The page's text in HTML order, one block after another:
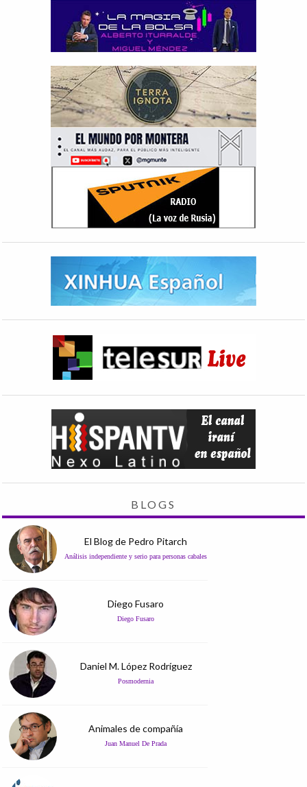
BLOGS
El Blog de Pedro Pitarch
Análisis independiente y serio para personas cabales
Diego Fusaro
Diego Fusaro
Daniel M. López Rodríguez
Posmodernia
Animales de compañía
Juan Manuel De Prada